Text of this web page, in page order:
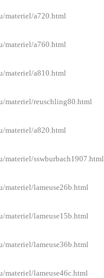
materiel/a720.html
materiel/a760.html
materiel/a810.html
reuschling80.html
materiel/a820.html
sswburbach1907.html
lameuse26b.html
lameuse15b.html
lameuse36b.html
lameuse46c.html